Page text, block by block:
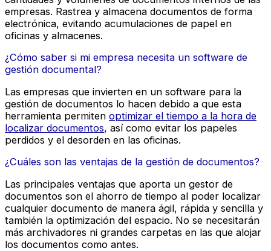
empresas. Rastrea y almacena documentos de forma
electrónica, evitando acumulaciones de papel en
oficinas y almacenes.
¿Cómo saber si mi empresa necesita un software de
gestión documental?
Las empresas que invierten en un software para la
gestión de documentos lo hacen debido a que esta
herramienta permiten optimizar el tiempo a la hora de
localizar documentos, así como evitar los papeles
perdidos y el desorden en las oficinas.
¿Cuáles son las ventajas de la gestión de documentos?
Las principales ventajas que aporta un gestor de
documentos son el ahorro de tiempo al poder localizar
cualquier documento de manera ágil, rápida y sencilla y
también la optimización del espacio. No se necesitarán
más archivadores ni grandes carpetas en las que alojar
los documentos como antes.